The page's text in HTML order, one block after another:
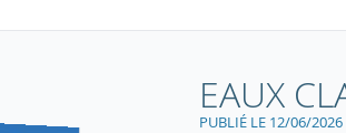
EAUX
PUBLIÉ LE 12/06/2026